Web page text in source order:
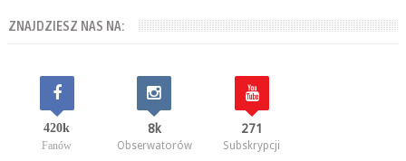
ZNAJDZIESZ NAS NA:
420k
Fanów
8k
Obserwatorów
271
Subskrypcji